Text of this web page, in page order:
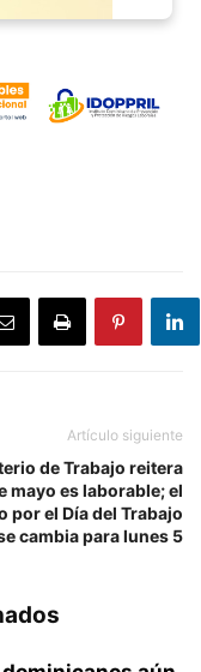
Artículo siguiente
de Trabajo reitera
mayo es laborable; el
por el Día del Trabajo
cambia para lunes 5